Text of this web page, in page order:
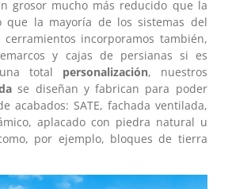
grosor mucho más reducido que la
que la mayoría de los sistemas del
cerramientos incorporamos también,
y cajas de persianas si es
total personalización, nuestros
se diseñan y fabrican para poder
acabados: SATE, fachada ventilada,
aplacado con piedra natural u
por ejemplo, bloques de tierra